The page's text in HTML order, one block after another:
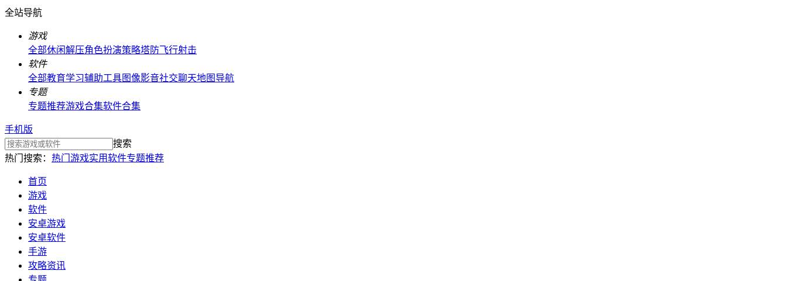
全站导航
游戏
全部休闲解压角色扮演策略塔防飞行射击
软件
全部教育学习辅助工具图像影音社交聊天地图导航
专题
专题推荐游戏合集软件合集
手机版
搜索
热门搜索： 热门游戏实用软件专题推荐
首页
游戏
软件
安卓游戏
安卓软件
手游
攻略资讯